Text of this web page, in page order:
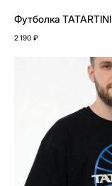
Футболка TATARTINI
2 190 ₽